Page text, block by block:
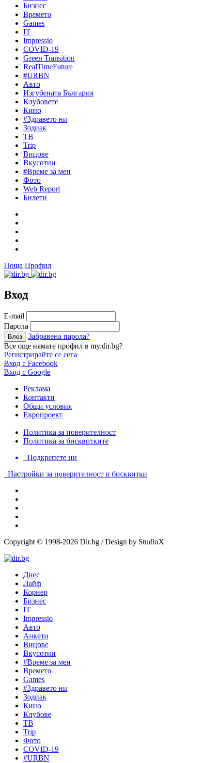
Бизнес
Времето
Games
IT
Impressio
COVID-19
Green Transition
RealTimeFuture
#URBN
Авто
Изгубената България
Клубовете
Кино
#Здравето ни
Зодиак
ТВ
Trip
Вицове
Вкусотии
#Време за мен
Фото
Web Report
Билети
Поща Профил
Вход
Е-mail
Парола
Забравена парола?
Все още нямате профил в my.dir.bg?
Регистрирайте се сега
Вход с Facebook
Вход с Google
Реклама
Контакти
Общи условия
Европроект
Политика за поверителност
Политика за бисквитките
Подкрепете ни
Настройки за поверителност и бисквитки
Copyright © 1998-2026 Dir.bg / Design by StudioX
Днес
Лайф
Корнер
Бизнес
IT
Impressio
Авто
Анкети
Вицове
Вкусотии
#Време за мен
Времето
Games
#Здравето ни
Зодиак
Кино
Клубове
ТВ
Trip
Фото
COVID-19
#URBN